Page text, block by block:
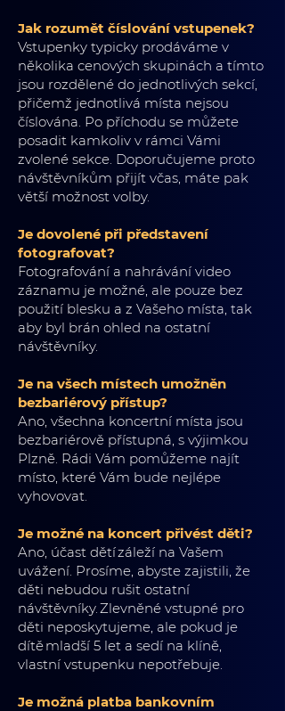
Jak rozumět číslování vstupenek?
Vstupenky typicky prodáváme v
několika cenových skupinách a tímto
jsou rozdělené do jednotlivých sekcí,
přičemž jednotlivá místa nejsou
číslována. Po příchodu se můžete
posadit kamkoliv v rámci Vámi
zvolené sekce. Doporučujeme proto
návštěvníkům přijít včas, máte pak
větší možnost volby.
Je dovolené při představení
fotografovat?
Fotografování a nahrávání video
záznamu je možné, ale pouze bez
použití blesku a z Vašeho místa, tak
aby byl brán ohled na ostatní
návštěvníky.
Je na všech místech umožněn
bezbariérový přístup?
Ano, všechna koncertní místa jsou
bezbariérově přístupná, s výjimkou
Plzně. Rádi Vám pomůžeme najít
místo, které Vám bude nejlépe
vyhovovat.
Je možné na koncert přivést děti?
Ano, účast dětí záleží na Vašem
uvážení. Prosíme, abyste zajistili, že
děti nebudou rušit ostatní
návštěvníky. Zlevněné vstupné pro
děti neposkytujeme, ale pokud je
dítě mladší 5 let a sedí na klíně,
vlastní vstupenku nepotřebuje.
Je možná platba bankovním